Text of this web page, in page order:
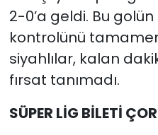
2-0’a geldi. Bu
kontrolünü
siyahlılar, kalan
fırsat tanımadı.
SÜPER LİG BİLETİ